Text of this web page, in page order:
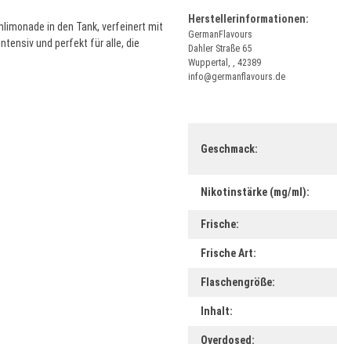
in den Tank, verfeinert mit
und perfekt für alle, die
Herstellerinformationen:
GermanFlavours
Dahler Straße 65
Wuppertal, , 42389
info@germanflavours.de
Geschmack:
Nikotinstärke (mg/ml):
Frische:
Frische Art:
Flaschengröße:
Inhalt:
Overdosed: